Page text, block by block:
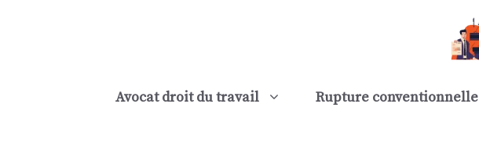
Avocat droit du travail Rupture conventionnelle